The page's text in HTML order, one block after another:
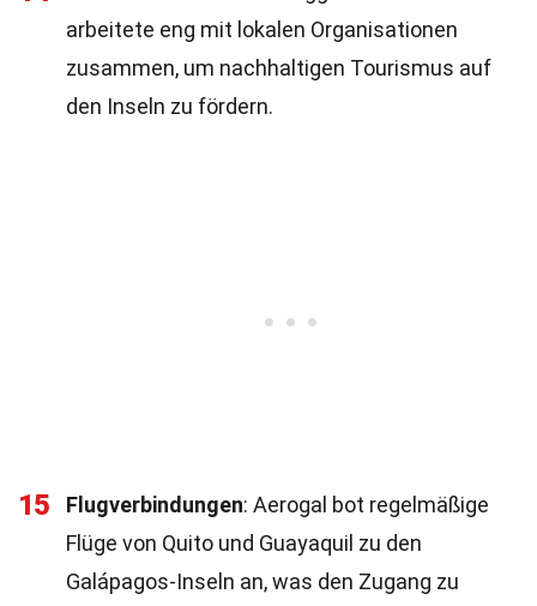
arbeitete eng mit lokalen Organisationen
zusammen, um nachhaltigen Tourismus auf
den Inseln zu fördern.
15 Flugverbindungen: Aerogal bot regelmäßige
Flüge von Quito und Guayaquil zu den
Galápagos-Inseln an, was den Zugang zu